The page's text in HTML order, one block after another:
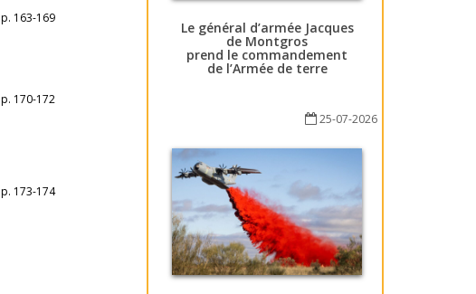
p. 163-169
p. 170-172
p. 173-174
Le général d’armée Jacques
de Montgros
prend le commandement
de l’Armée de terre
25-07-2026